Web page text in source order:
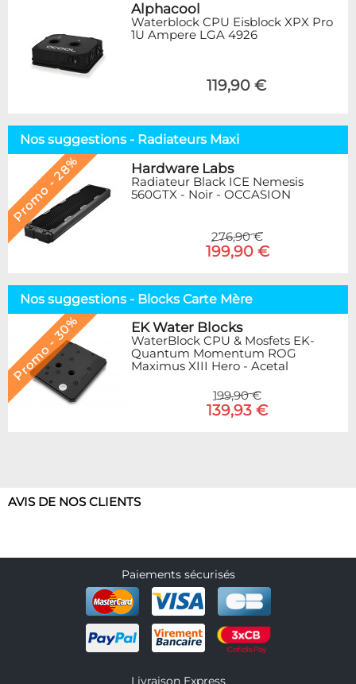
Alphacool
Waterblock CPU Eisblock XPX Pro
1U Ampere LGA 4926
119,90 €
Nos suggestions - Radiateurs Maxi
Promo - 28% Hardware Labs
Radiateur Black ICE Nemesis
560GTX - Noir - OCCASION
276,90 €
199,90 €
Nos suggestions - Blocks Carte Mère
Promo - 30% EK Water Blocks
WaterBlock CPU & Mosfets EK-
Quantum Momentum ROG
Maximus XIII Hero - Acetal
199,90 €
139,93 €
AVIS DE NOS CLIENTS
Paiements sécurisés